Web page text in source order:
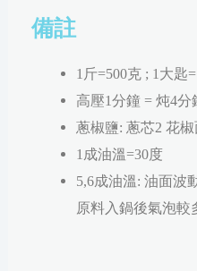
備註
1斤=500克 ; 1大匙
高壓1分鐘 = 炖4分
蔥椒鹽: 蔥芯2 花椒
1成油溫=30度
5,6成油溫: 油面波
原料入鍋後氣泡較